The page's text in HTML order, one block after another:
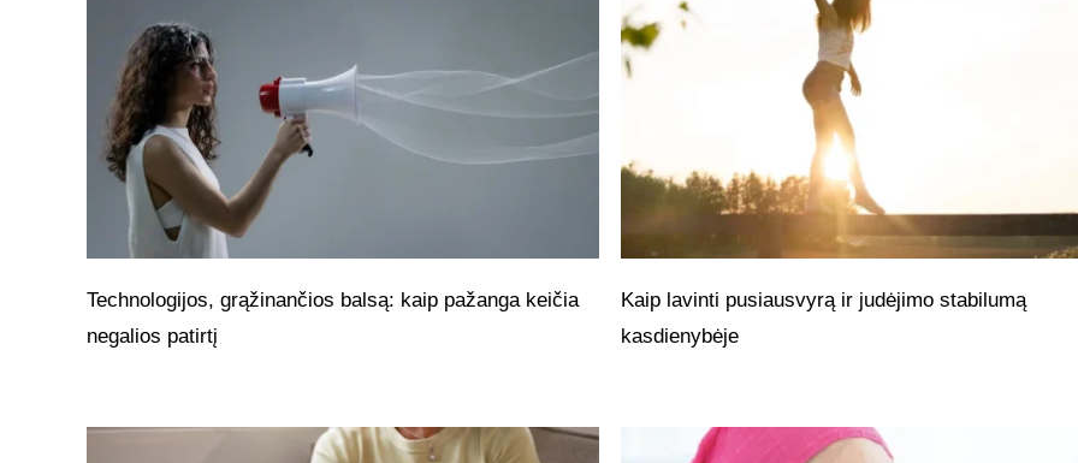
Technologijos, grąžinančios balsą: kaip pažanga keičia
negalios patirtį
Kaip lavinti pusiausvyrą ir judėjimo stabilumą
kasdienybėje